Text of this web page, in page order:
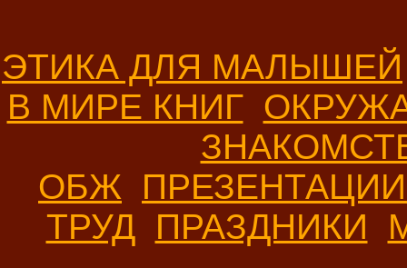
ЭТИКА ДЛЯ МАЛЫШЕЙ
В МИРЕ КНИГ
ОБЖ
ТРУД ПРАЗДНИКИ